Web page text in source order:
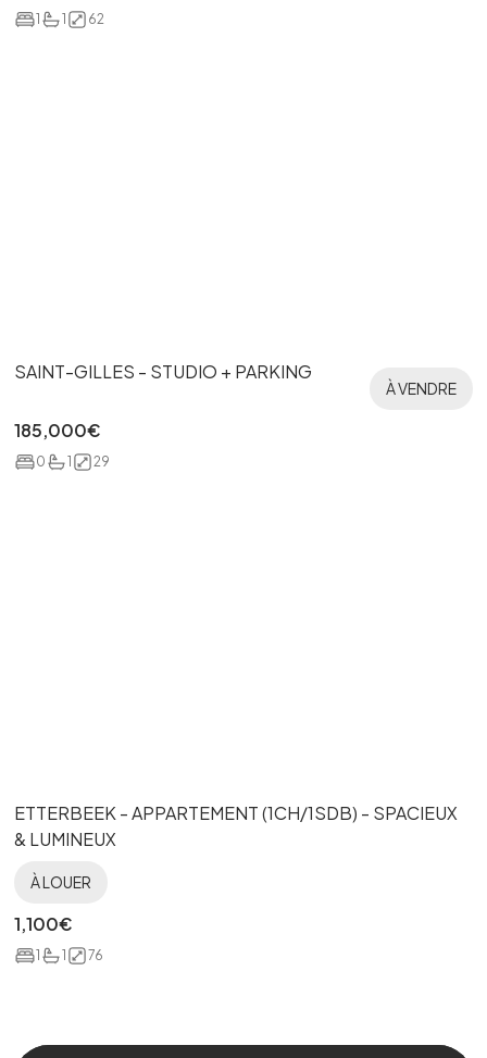
1 1 62
SAINT-GILLES - STUDIO + PARKING
À VENDRE
185,000€
0 1 29
ETTERBEEK - APPARTEMENT (1CH/1SDB) - SPACIEUX
& LUMINEUX
À LOUER
1,100€
1 1 76